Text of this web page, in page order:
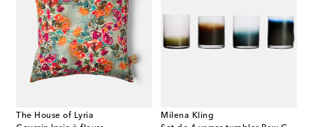
The House of Lyria
Milena Kling